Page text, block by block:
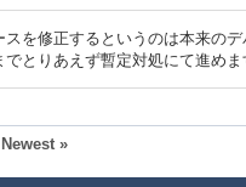
を修正するというのは本来のデ
とりあえず暫定対処にて進め
»